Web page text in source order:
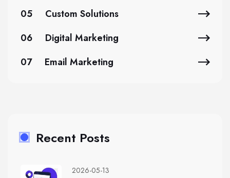
05
Custom Solutions
06
Digital Marketing
07
Email Marketing
Recent Posts
2026-05-13